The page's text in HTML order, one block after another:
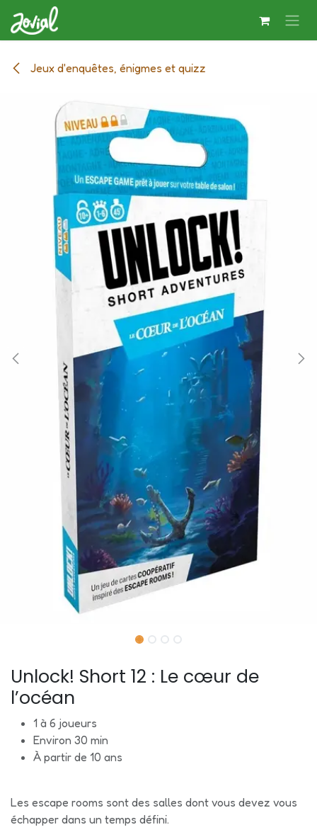
Se rendre au contenu
Jeux d'enquêtes, énigmes et quizz
Unlock! Short 12 : Le cœur de
l’océan
1 à 6 joueurs
Environ 30 min
À partir de 10 ans
Les escape rooms sont des salles dont vous devez vous
échapper dans un temps défini.